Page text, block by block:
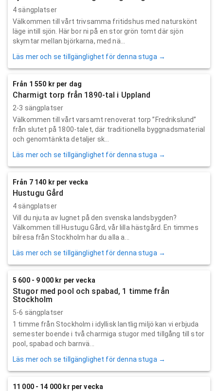
4 sängplatser
Välkommen till vårt trivsamma fritidshus med naturskönt
läge intill sjön. Här bor ni på en stor grön tomt där sjön
skymtar mellan björkarna, med nä...
Läs mer och se tillgänglighet för denna stuga →
Från 1 550 kr per dag
Charmigt torp från 1890-tal i Uppland
2-3 sängplatser
Välkommen till vårt varsamt renoverat torp ”Fredrikslund”
från slutet på 1800-talet, där traditionella byggnadsmaterial
och genomtänkta detaljer sk...
Läs mer och se tillgänglighet för denna stuga →
Från 7 140 kr per vecka
Hustugu Gård
4 sängplatser
Vill du njuta av lugnet på den svenska landsbygden?
Välkommen till Hustugu Gård, vår lilla hästgård. En timmes
bilresa från Stockholm har du alla a...
Läs mer och se tillgänglighet för denna stuga →
5 600 - 9 000 kr per vecka
Stugor med pool och spabad, 1 timme från
Stockholm
5-6 sängplatser
1 timme från Stockholm i idyllisk lantlig miljö kan vi erbjuda
semester boende i två charmiga stugor med tillgång till stor
pool, spabad och barnvä...
Läs mer och se tillgänglighet för denna stuga →
11 000 - 14 000 kr per vecka